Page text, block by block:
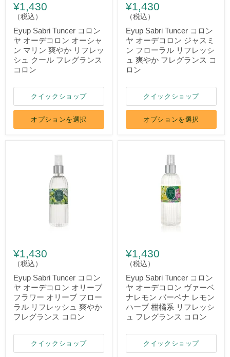
¥1,430
（税込）
Eyup Sabri Tuncer コロン
ヤ オーデコロン オーシャ
ン マリン 爽やか リフレッ
シュ クール フレグランス
コロン
クイックショップ
オプションを選択
¥1,430
（税込）
Eyup Sabri Tuncer コロン
ヤ オーデコロン ジャスミ
ン フローラル リフレッシ
ュ 爽やか フレグランス コ
ロン
クイックショップ
オプションを選択
¥1,430
（税込）
Eyup Sabri Tuncer コロン
ヤ オーデコロン オリーブ
フラワー オリーブ フロー
ラル リフレッシュ 爽やか
フレグランス コロン
クイックショップ
¥1,430
（税込）
Eyup Sabri Tuncer コロン
ヤ オーデコロン ヴァーベ
ナレモン バーベナ レモン
ハーブ 柑橘系 リフレッシ
ュ フレグランス コロン
クイックショップ